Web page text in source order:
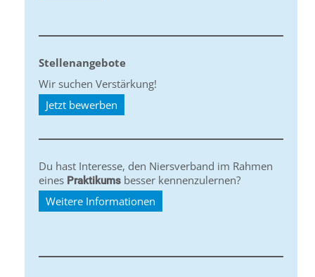
Stellenangebote
Wir suchen Verstärkung!
Jetzt bewerben
Du hast Interesse, den Niersverband im Rahmen
eines Praktikums besser kennenzulernen?
Weitere Informationen